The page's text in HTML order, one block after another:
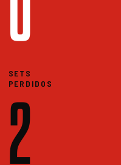
SETS
PERDIDOS
2